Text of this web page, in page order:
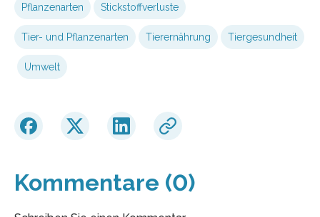
Pflanzenarten Stickstoffverluste
Tier- und Pflanzenarten Tierernährung Tiergesundheit
Umwelt
Kommentare (0)